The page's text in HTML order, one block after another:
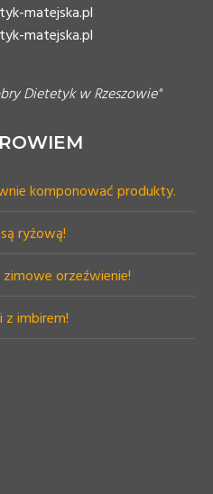
matejska.pl
matejska.pl
Dietetyk w Rzeszowie"
komponować produkty.
ryżową!
orzeźwienie!
imbirem!